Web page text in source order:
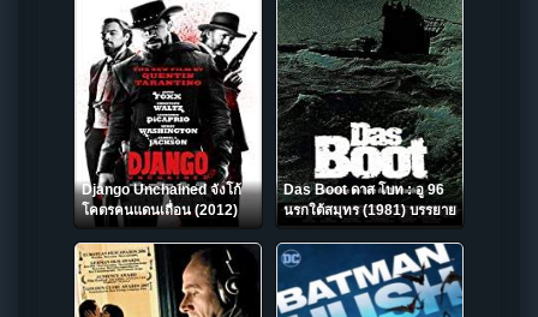
Django Unchained จังโก้
โคตรคนแดนเถื่อน (2012)
Das Boot ดาส โบท : อู 96
นรกใต้สมุทร (1981) บรรยาย
ไทย